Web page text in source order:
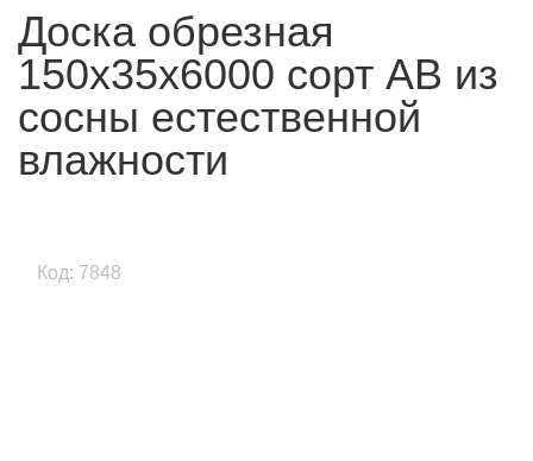
Доска обрезная
150x35x6000 сорт АВ из
сосны естественной
влажности
Код: 7848